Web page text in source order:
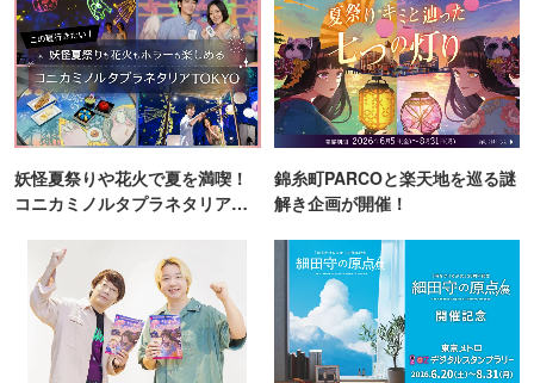
妖怪夏祭りや花火で夏を満喫！
コニカミノルタプラネタリア
錦糸町PARCOと楽天地を巡る謎
解き企画が開催！